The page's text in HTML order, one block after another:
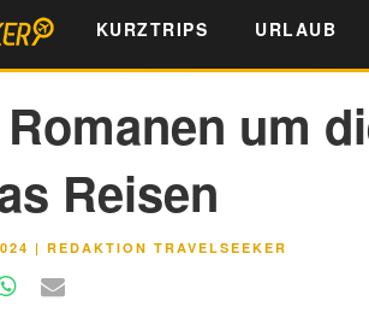
KURZTRIPS URLAUB
um
Reisen
| REDAKTION TRAVELSEEKER